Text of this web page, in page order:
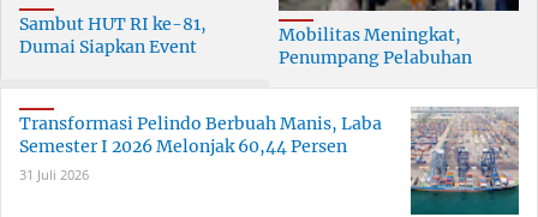
Sambut HUT RI ke-81,
Dumai Siapkan Event
Mobilitas Meningkat,
Penumpang Pelabuhan
Transformasi Pelindo Berbuah Manis, Laba
Semester I 2026 Melonjak 60,44 Persen
31 Juli 2026